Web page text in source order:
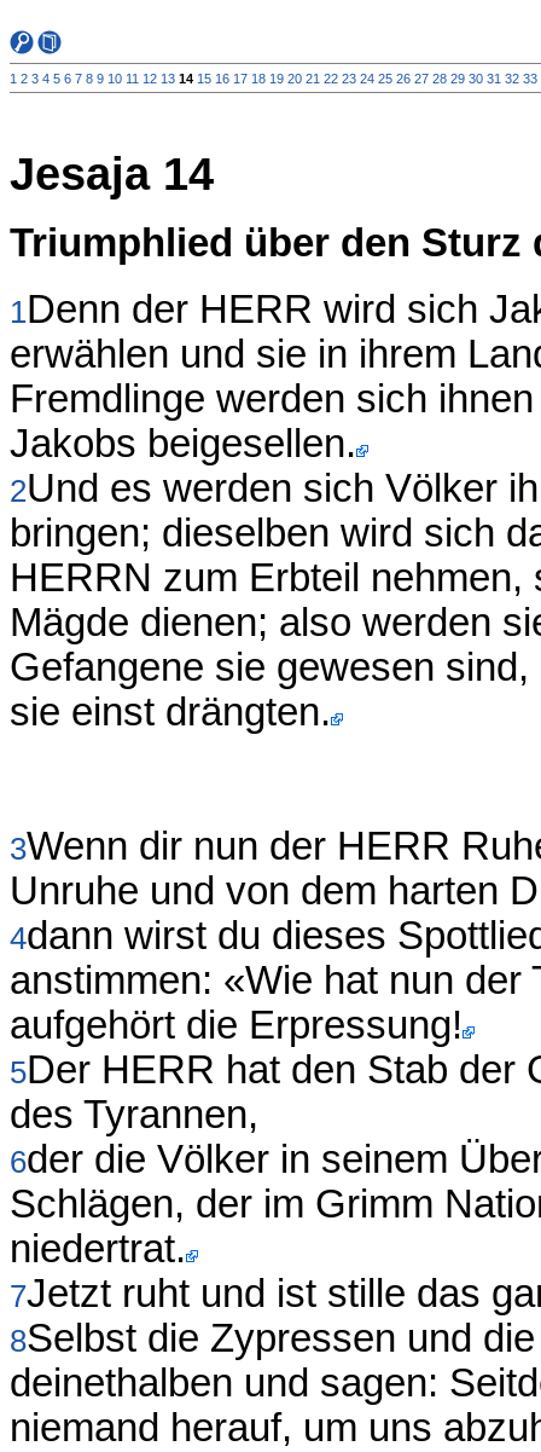
1 2 3 4 5 6 7 8 9 10 11 12 13 14 15 16 17 18 19 20 21 22 23 24 25 26 27 28 29 30 31 32 33
Jesaja 14
Triumphlied über den Sturz
1Denn der HERR wird sich
erwählen und sie in ihrem
Fremdlinge werden sich
Jakobs beigesellen.
2Und es werden sich Völker
bringen; dieselben wird sich
HERRN zum Erbteil
Mägde dienen; also werden
Gefangene sie gewesen
sie einst drängten.
3Wenn dir nun der HERR
Unruhe und von dem harten
4dann wirst du dieses
anstimmen: «Wie hat nun
aufgehört die Erpressung!
5Der HERR hat den Stab der
des Tyrannen,
6der die Völker in seinem
Schlägen, der im Grimm
niedertrat.
7Jetzt ruht und ist stille das
8Selbst die Zypressen und
deinethalben und sagen:
niemand herauf, um uns